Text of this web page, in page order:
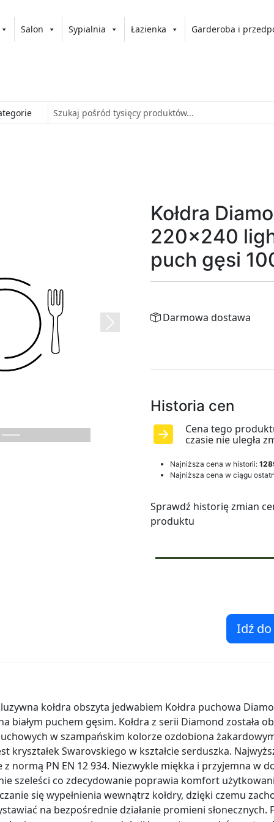
Salon Sypialnia Łazienka Garderoba i
Next
Kołdra
220x240
puch gęsi
Darmowa dostawa
Historia cen
Cena tego
czasie nie uległa
Najniższa cena w historii:
Najniższa cena w ciągu
Sprawdź historię zmian
produktu
Idź
kołdra obszyta jedwabiem Kołdra puchowa
białym puchem gęsim. Kołdra z serii Diamond została
w szampańskim kolorze ozdobiona
kryształek Swarovskiego w kształcie serduszka.
z normą PN EN 12 934. Niezwykle miękka i przyjemna w
szeleści co zdecydowanie poprawia komfort
się wypełnienia wewnątrz kołdry, dzięki czemu
na bezpośrednie działanie promieni słonecznych.